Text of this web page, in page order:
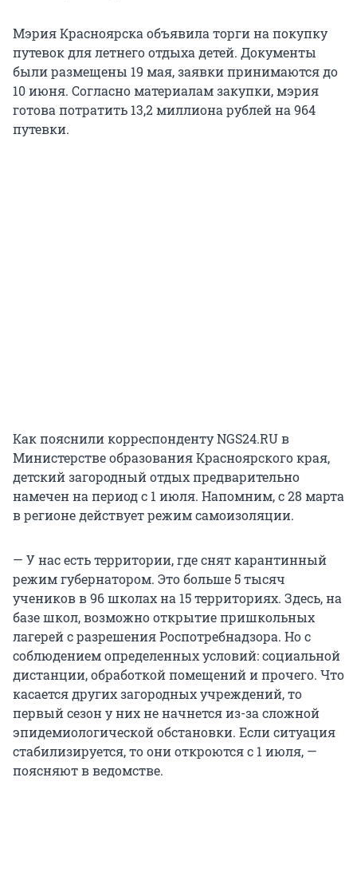
Мэрия Красноярска объявила торги на покупку
путевок для летнего отдыха детей. Документы
были размещены 19 мая, заявки принимаются до
10 июня. Согласно материалам закупки, мэрия
готова потратить 13,2 миллиона рублей на 964
путевки.
Как пояснили корреспонденту NGS24.RU в
Министерстве образования Красноярского края,
детский загородный отдых предварительно
намечен на период с 1 июля. Напомним, с 28 марта
в регионе действует режим самоизоляции.
— У нас есть территории, где снят карантинный
режим губернатором. Это больше 5 тысяч
учеников в 96 школах на 15 территориях. Здесь, на
базе школ, возможно открытие пришкольных
лагерей с разрешения Роспотребнадзора. Но с
соблюдением определенных условий: социальной
дистанции, обработкой помещений и прочего. Что
касается других загородных учреждений, то
первый сезон у них не начнется из-за сложной
эпидемиологической обстановки. Если ситуация
стабилизируется, то они откроются с 1 июля, —
поясняют в ведомстве.